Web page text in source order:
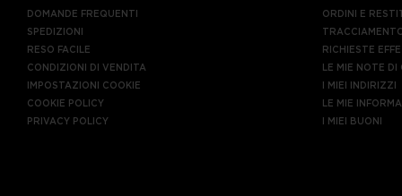
DOMANDE FREQUENTI
SPEDIZIONI
RESO FACILE
CONDIZIONI DI VENDITA
IMPOSTAZIONI COOKIE
COOKIE POLICY
PRIVACY POLICY
ORDINI E
RICHIESTE
LE MIE NOTE DI
I MIEI INDIRIZZI
LE MIE
I MIEI BUONI